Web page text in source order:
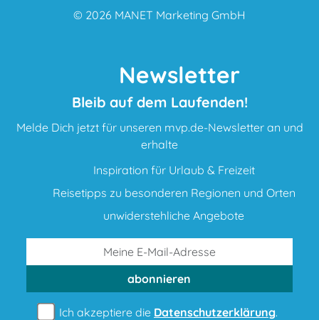
© 2026 MANET Marketing GmbH
Newsletter
Bleib auf dem Laufenden!
Melde Dich jetzt für unseren mvp.de-Newsletter an und
erhalte
Inspiration für Urlaub & Freizeit
Reisetipps zu besonderen Regionen und Orten
unwiderstehliche Angebote
abonnieren
Ich akzeptiere die Datenschutzerklärung.